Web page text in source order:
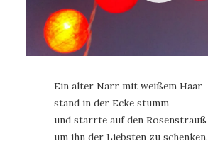
Ein alter Narr mit weißem Haar
stand in der Ecke stumm
und starrte auf den Rosenstrauß
um ihn der Liebsten zu schenken.